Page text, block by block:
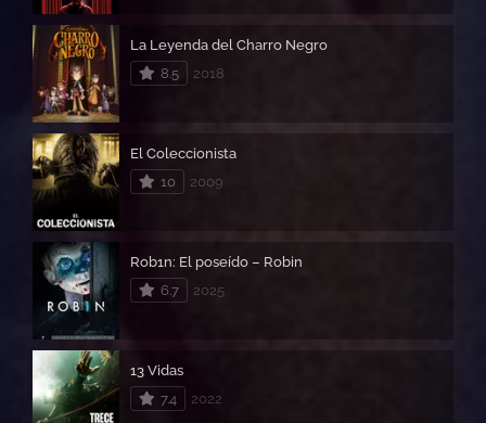
La Leyenda del Charro Negro
8.5
2018
El Coleccionista
10
2009
Rob1n: El poseído – Robin
6.7
2025
13 Vidas
7.4
2022